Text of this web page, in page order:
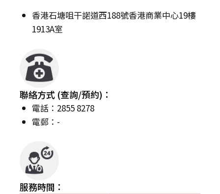
香港石塘咀干諾道西188號香港商業中心19樓
1913A室
聯絡方式 (查詢/預約)：
電話：2855 8278
電郵：-
服務時間：